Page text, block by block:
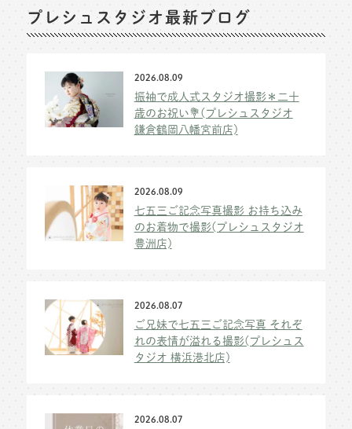
プレシュスタジオ最新ブログ
2026.08.09
振袖で成人式スタジオ撮影＊二十
歳のお祝い💐(プレシュスタジオ
鎌倉鶴岡八幡宮前店)
2026.08.09
七五三ご記念写真撮影 お持ち込み
のお着物で撮影(プレシュスタジオ
豊洲店)
2026.08.07
ご兄妹で七五三ご記念写真 それぞ
れの表情が溢れる撮影(プレシュス
タジオ 横浜港北店)
2026.08.07